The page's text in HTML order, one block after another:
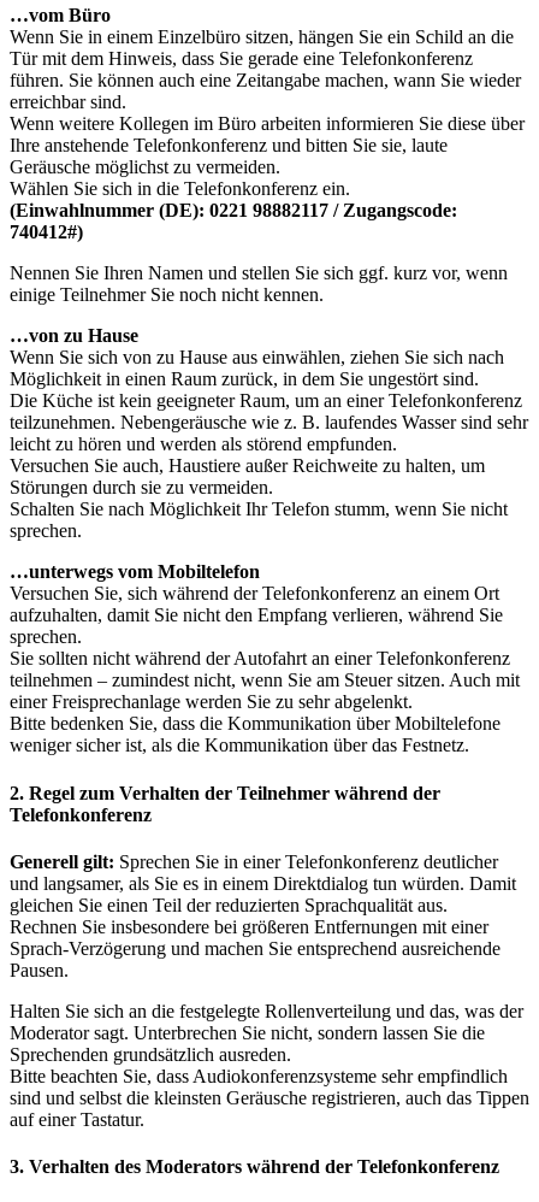
…vom Büro
Wenn Sie in einem Einzelbüro sitzen, hängen Sie ein Schild an die
Tür mit dem Hinweis, dass Sie gerade eine Telefonkonferenz
führen. Sie können auch eine Zeitangabe machen, wann Sie wieder
erreichbar sind.
Wenn weitere Kollegen im Büro arbeiten informieren Sie diese über
Ihre anstehende Telefonkonferenz und bitten Sie sie, laute
Geräusche möglichst zu vermeiden.
Wählen Sie sich in die Telefonkonferenz ein.
(Einwahlnummer (DE): 0221 98882117 / Zugangscode:
740412#)
Nennen Sie Ihren Namen und stellen Sie sich ggf. kurz vor, wenn
einige Teilnehmer Sie noch nicht kennen.
…von zu Hause
Wenn Sie sich von zu Hause aus einwählen, ziehen Sie sich nach
Möglichkeit in einen Raum zurück, in dem Sie ungestört sind.
Die Küche ist kein geeigneter Raum, um an einer Telefonkonferenz
teilzunehmen. Nebengeräusche wie z. B. laufendes Wasser sind sehr
leicht zu hören und werden als störend empfunden.
Versuchen Sie auch, Haustiere außer Reichweite zu halten, um
Störungen durch sie zu vermeiden.
Schalten Sie nach Möglichkeit Ihr Telefon stumm, wenn Sie nicht
sprechen.
…unterwegs vom Mobiltelefon
Versuchen Sie, sich während der Telefonkonferenz an einem Ort
aufzuhalten, damit Sie nicht den Empfang verlieren, während Sie
sprechen.
Sie sollten nicht während der Autofahrt an einer Telefonkonferenz
teilnehmen – zumindest nicht, wenn Sie am Steuer sitzen. Auch mit
einer Freisprechanlage werden Sie zu sehr abgelenkt.
Bitte bedenken Sie, dass die Kommunikation über Mobiltelefone
weniger sicher ist, als die Kommunikation über das Festnetz.
2. Regel zum Verhalten der Teilnehmer während der
Telefonkonferenz
Generell gilt: Sprechen Sie in einer Telefonkonferenz deutlicher
und langsamer, als Sie es in einem Direktdialog tun würden. Damit
gleichen Sie einen Teil der reduzierten Sprachqualität aus.
Rechnen Sie insbesondere bei größeren Entfernungen mit einer
Sprach-Verzögerung und machen Sie entsprechend ausreichende
Pausen.
Halten Sie sich an die festgelegte Rollenverteilung und das, was der
Moderator sagt. Unterbrechen Sie nicht, sondern lassen Sie die
Sprechenden grundsätzlich ausreden.
Bitte beachten Sie, dass Audiokonferenzsysteme sehr empfindlich
sind und selbst die kleinsten Geräusche registrieren, auch das Tippen
auf einer Tastatur.
3. Verhalten des Moderators während der Telefonkonferenz